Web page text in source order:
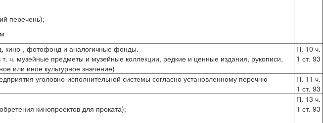
перечень);
кино-, фотофонд и аналогичные фонды.
т. ч. музейные предметы и музейные коллекции, редкие и ценные издания, рукописи,
или иное культурное значение)
П. 10 ч.
1 ст. 93
уголовно-исполнительной системы согласно установленному перечню
П. 11 ч.
1 ст. 93
кинопроектов для проката);
П. 13 ч.
1 ст. 93